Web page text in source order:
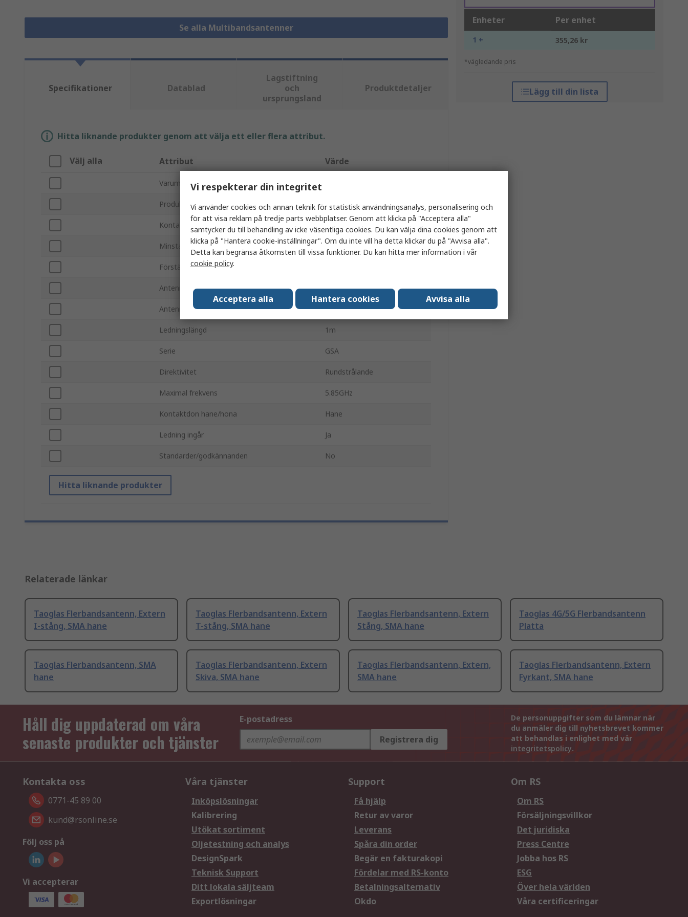
Se alla Multibandsantenner
Enheter Per enhet
1 + 355,26 kr
*vägledande pris
Lägg till din lista
Specifikationer Datablad
Lagstiftning
och
ursprungsland
Produktdetaljer
Hitta liknande produkter genom att välja ett eller flera attribut.
Välj alla Attribut Värde
Varumärke
Produkttyp Flerbandsantenn
Kontaktdonstyp SMA hane
Minsta frekvens 450MHz
Förstärkning
Antennmonteringstyp Häftmedel
Antennens fysiska form I-stång
Ledningslängd 1m
Serie GSA
Direktivitet Rundstrålande
Maximal frekvens 5.85GHz
Kontaktdon hane/hona Hane
Ledning ingår Ja
Standarder/godkännanden No
Hitta liknande produkter
Relaterade länkar
Taoglas Flerbandsantenn, Extern
I-stång, SMA hane
Taoglas Flerbandsantenn, Extern
T-stång, SMA hane
Taoglas Flerbandsantenn, Extern
Stång, SMA hane
Taoglas 4G/5G Flerbandsantenn
Platta
Taoglas Flerbandsantenn, SMA
hane
Taoglas Flerbandsantenn, Extern
Skiva, SMA hane
Taoglas Flerbandsantenn, Extern,
SMA hane
Taoglas Flerbandsantenn, Extern
Fyrkant, SMA hane
Håll dig uppdaterad om våra
senaste produkter och tjänster
E-postadress
Registrera dig
De personuppgifter som du lämnar när
du anmäler dig till nyhetsbrevet kommer
att behandlas i enlighet med vår
integritetspolicy.
Kontakta oss
0771-45 89 00
kund@rsonline.se
Följ oss på
Vi accepterar
Våra tjänster
Inköpslösningar
Kalibrering
Utökat sortiment
Oljetestning och analys
DesignSpark
Teknisk Support
Ditt lokala säljteam
Exportlösningar
Support
Få hjälp
Retur av varor
Leverans
Spåra din order
Begär en fakturakopi
Fördelar med RS-konto
Betalningsalternativ
Okdo
Om RS
Om RS
Försäljningsvillkor
Det juridiska
Press Centre
Jobba hos RS
ESG
Över hela världen
Våra certificeringar
Vi respekterar din integritet
Vi använder cookies och annan teknik för statistisk användningsanalys, personalisering och
för att visa reklam på tredje parts webbplatser. Genom att klicka på "Acceptera alla"
samtycker du till behandling av icke väsentliga cookies. Du kan välja dina cookies genom att
klicka på "Hantera cookie-inställningar". Om du inte vill ha detta klickar du på "Avvisa alla".
Detta kan begränsa åtkomsten till vissa funktioner. Du kan hitta mer information i vår
cookie policy.
Acceptera alla Hantera cookies Avvisa alla